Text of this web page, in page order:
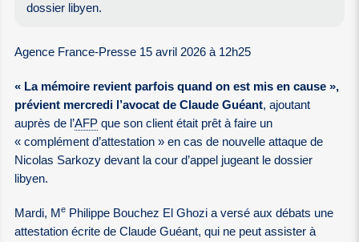
dossier libyen.
Agence France-Presse 15 avril 2026 à 12h25
« La mémoire revient parfois quand on est mis en cause »,
prévient mercredi l’avocat de Claude Guéant, ajoutant
auprès de l’AFP que son client était prêt à faire un
« complément d’attestation » en cas de nouvelle attaque de
Nicolas Sarkozy devant la cour d’appel jugeant le dossier
libyen.
Mardi, Me Philippe Bouchez El Ghozi a versé aux débats une
attestation écrite de Claude Guéant, qui ne peut assister à